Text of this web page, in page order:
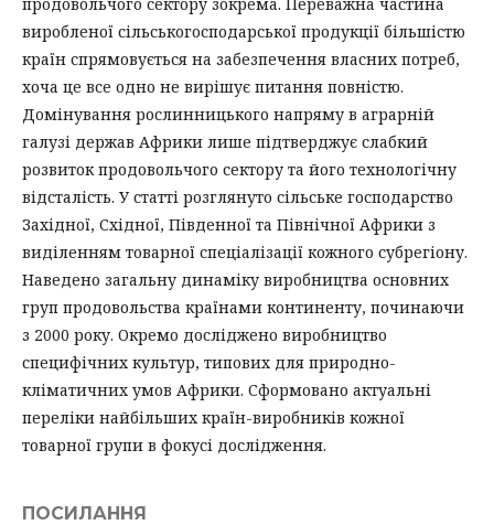
виробленої сільськогосподарської продукції більшістю
країн спрямовується на забезпечення власних потреб,
хоча це все одно не вирішує питання повністю.
Домінування рослинницького напряму в аграрній
галузі держав Африки лише підтверджує слабкий
розвиток продовольчого сектору та його технологічну
відсталість. У статті розглянуто сільське господарство
Західної, Східної, Південної та Північної Африки з
виділенням товарної спеціалізації кожного субрегіону.
Наведено загальну динаміку виробництва основних
груп продовольства країнами континенту, починаючи
з 2000 року. Окремо досліджено виробництво
специфічних культур, типових для природно-
кліматичних умов Африки. Сформовано актуальні
переліки найбільших країн-виробників кожної
товарної групи в фокусі дослідження.
ПОСИЛАННЯ